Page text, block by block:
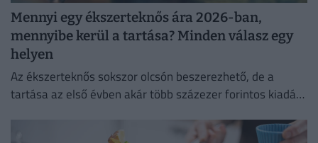
Mennyi egy ékszerteknős ára 2026-ban,
mennyibe kerül a tartása? Minden válasz egy
helyen
Az ékszerteknős sokszor olcsón beszerezhető, de a
tartása az első évben akár több százezer forintos kiadás